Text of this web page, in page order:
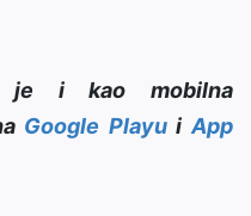
je i kao mobilna
Google PlayuiApp